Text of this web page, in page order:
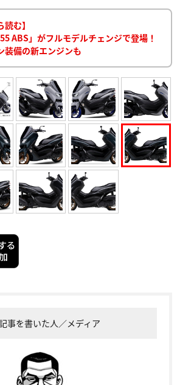
む】
ABS」がフルモデルチェンジで登場！
装備の新エンジンも
事を書いた人／メディア